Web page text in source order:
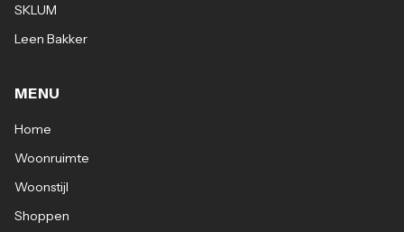
SKLUM
Leen Bakker
MENU
Home
Woonruimte
Woonstijl
Shoppen